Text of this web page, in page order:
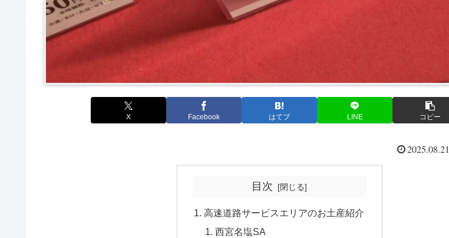
X Facebook はてブ LINE コピー
2025.08.21
目次
高速道路サービスエリアのお土産紹介
西宮名塩SA